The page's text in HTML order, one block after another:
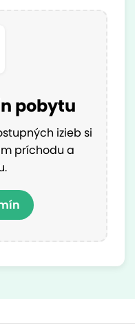
pobytu
izieb si
príchodu a